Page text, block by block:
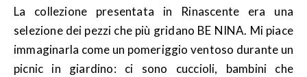
La collezione presentata in Rinascente era una
selezione dei pezzi che più gridano BE NINA. Mi piace
immaginarla come un pomeriggio ventoso durante un
picnic in giardino: ci sono cuccioli, bambini che